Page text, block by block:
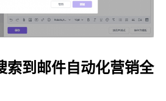
索到邮件自动化营销全